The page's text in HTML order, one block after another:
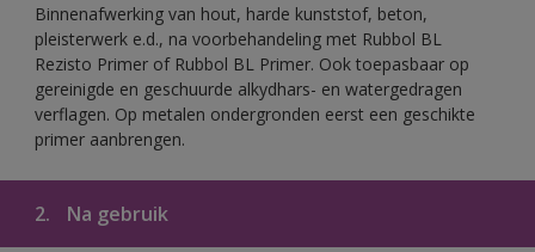
Binnenafwerking van hout, harde kunststof, beton,
pleisterwerk e.d., na voorbehandeling met Rubbol BL
Rezisto Primer of Rubbol BL Primer. Ook toepasbaar op
gereinigde en geschuurde alkydhars- en watergedragen
verflagen. Op metalen ondergronden eerst een geschikte
primer aanbrengen.
2. Na gebruik